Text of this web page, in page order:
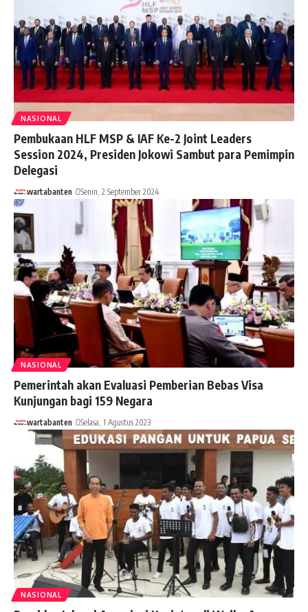
NASIONAL
Pembukaan HLF MSP & IAF Ke-2 Joint Leaders
Session 2024, Presiden Jokowi Sambut para Pemimpin
Delegasi
wartabanten Senin, 2 September 2024
NASIONAL
Pemerintah akan Evaluasi Pemberian Bebas Visa
Kunjungan bagi 159 Negara
wartabanten Selasa, 1 Agustus 2023
NASIONAL